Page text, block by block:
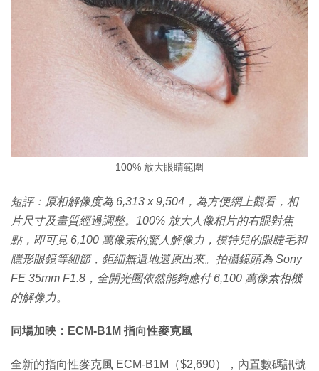
100% 放大眼睛範圍
短評：原相解像度為 6,313 x 9,504，為方便網上觀看，相
片尺寸及畫質經過調整。100% 放大人像相片的右眼對焦
點，即可見 6,100 萬像素的驚人解像力，模特兒的眼睫毛和
隱形眼鏡等細節，鉅細無遺地還原出來。拍攝鏡頭為 Sony
FE 35mm F1.8，全開光圈依然能夠應付 6,100 萬像素相機
的解像力。
同場加映：ECM-B1M 指向性麥克風
全新的指向性麥克風 ECM-B1M（$2,690），內置數碼訊號